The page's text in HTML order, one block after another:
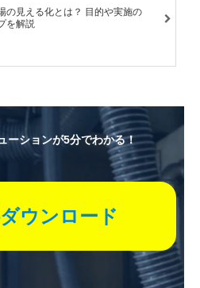
の見える化とは？ 目的や実施の
を解説
ーションが5分でわかる！
ウンロード